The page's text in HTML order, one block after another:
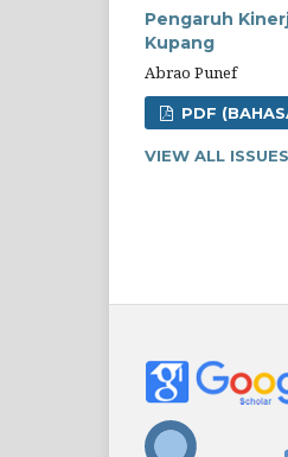
Pengaruh
Kupang
Abrao Punef
PDF
VIEW ALL ISSUES